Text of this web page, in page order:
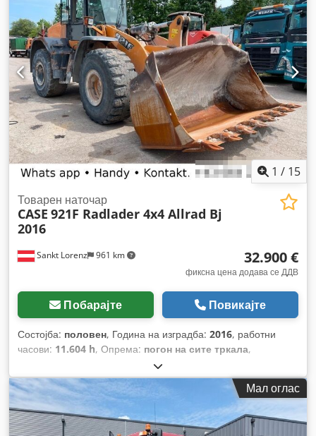
1 / 15
Sankt Lorenz 961 km
Товарен наточар
CASE 921F Radlader 4x4 Allrad Bj
2016
32.900 €
фиксна цена додава се ДДВ
Побарајте Повикајте
Состојба: половен, Година на изградба: 2016, работни
часови: 11.604 h, Опрема: погон на сите тркала,
Мал оглас